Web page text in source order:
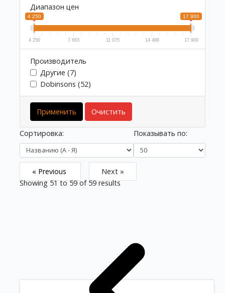
Диапазон цен
4 250 17 900
4 250 7 663 11 075 14 488 17 900
Производитель
Другие (7)
Dobinsons (52)
Применить Очистить
Сортировка: Показывать по:
« Previous
Next »
Showing51to59of 59results